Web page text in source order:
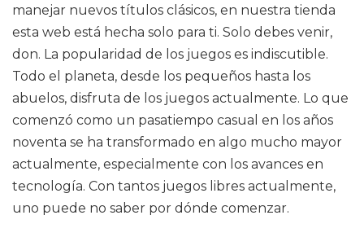
manejar nuevos títulos clásicos, en nuestra tienda
esta web está hecha solo para ti. Solo debes venir,
don. La popularidad de los juegos es indiscutible.
Todo el planeta, desde los pequeños hasta los
abuelos, disfruta de los juegos actualmente. Lo que
comenzó como un pasatiempo casual en los años
noventa se ha transformado en algo mucho mayor
actualmente, especialmente con los avances en
tecnología. Con tantos juegos libres actualmente,
uno puede no saber por dónde comenzar.